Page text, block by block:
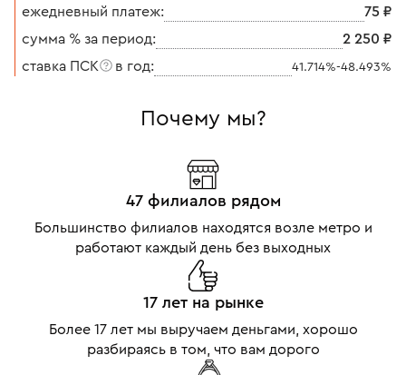
ежедневный платеж:
75 ₽
сумма % за период:
2 250 ₽
ставка ПСК
в год: 41.714%-48.493%
Почему мы?
47 филиалов рядом
Большинство филиалов находятся возле метро и
работают каждый день без выходных
17 лет на рынке
Более 17 лет мы выручаем деньгами, хорошо
разбираясь в том, что вам дорого